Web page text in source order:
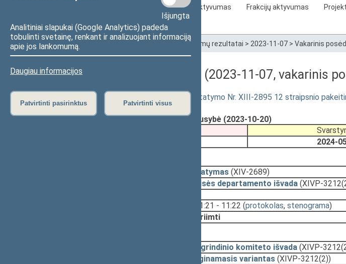
Išjungta
Analitiniai slapukai (Google Analytics) padeda
tobulinti svetainę, renkant ir analizuojant informaciją
apie jos lankomumą.
Daugiau informacijos
Patvirtinti pasirinktus Patvirtinti visus
Seimo narių aktyvumas Frakcijų aktyvumas
Seimo narių balsavimų rezultatai
Pradžia Seimo narių balsavimų rezultatai > 2023-11-07 > Vakarinis
Darbotvarkės klausimas (2023-11-07, vakarinis
Savivaldybių infrastruktūros plėtros įstatymo Nr. XIII-2895 12 straipsnio
Pateikė:
Lietuvos Respublikos Vyriausybė (2023-10-20)
2024-
Įstatymas (XIV-2689)
Teisės departamento išvada (XIVP-
11:21 - 11:22 (protokolas, stenograma)
Priimti
Pagrindinio komiteto išvada (XIVP-
Lyginamasis variantas (XIVP-3212(2))